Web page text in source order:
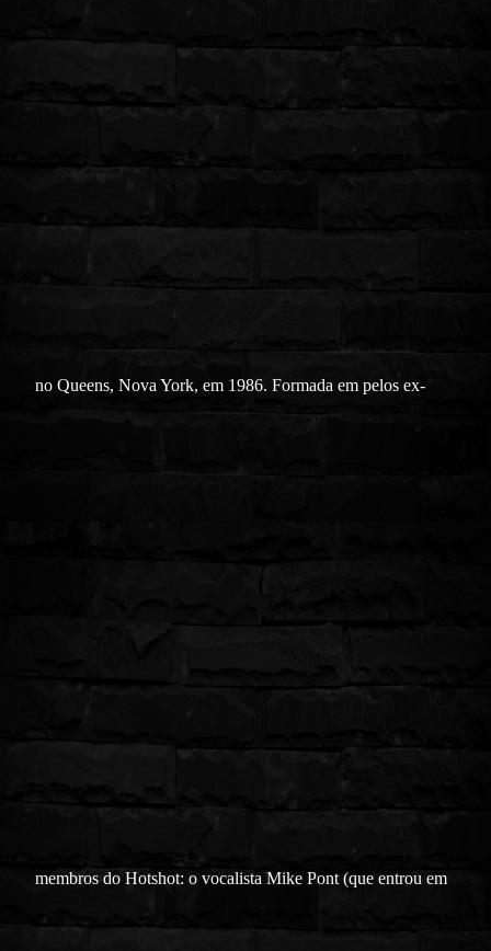
no Queens, Nova York, em 1986. Formada em pelos ex-
membros do Hotshot: o vocalista Mike Pont (que entrou em